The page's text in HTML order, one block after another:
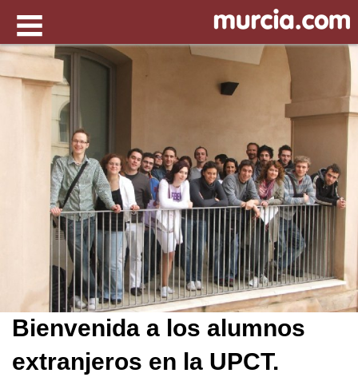
Bienvenida a los alumnos
extranjeros en la UPCT.